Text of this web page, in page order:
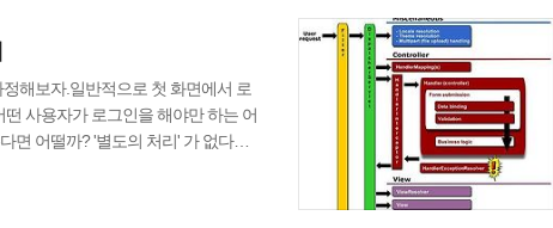
해보자.일반적으로 첫 화면에서 로
사용자가 로그인을 해야만 하는 어
면 어떨까? '별도의 처리' 가 없다면
한 사용자 정보를 세션에 저장한다.